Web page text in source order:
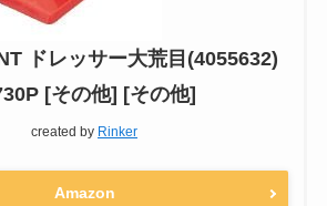
ドレッサー大荒目(4055632)
[その他] [その他]
created by Rinker
Amazon